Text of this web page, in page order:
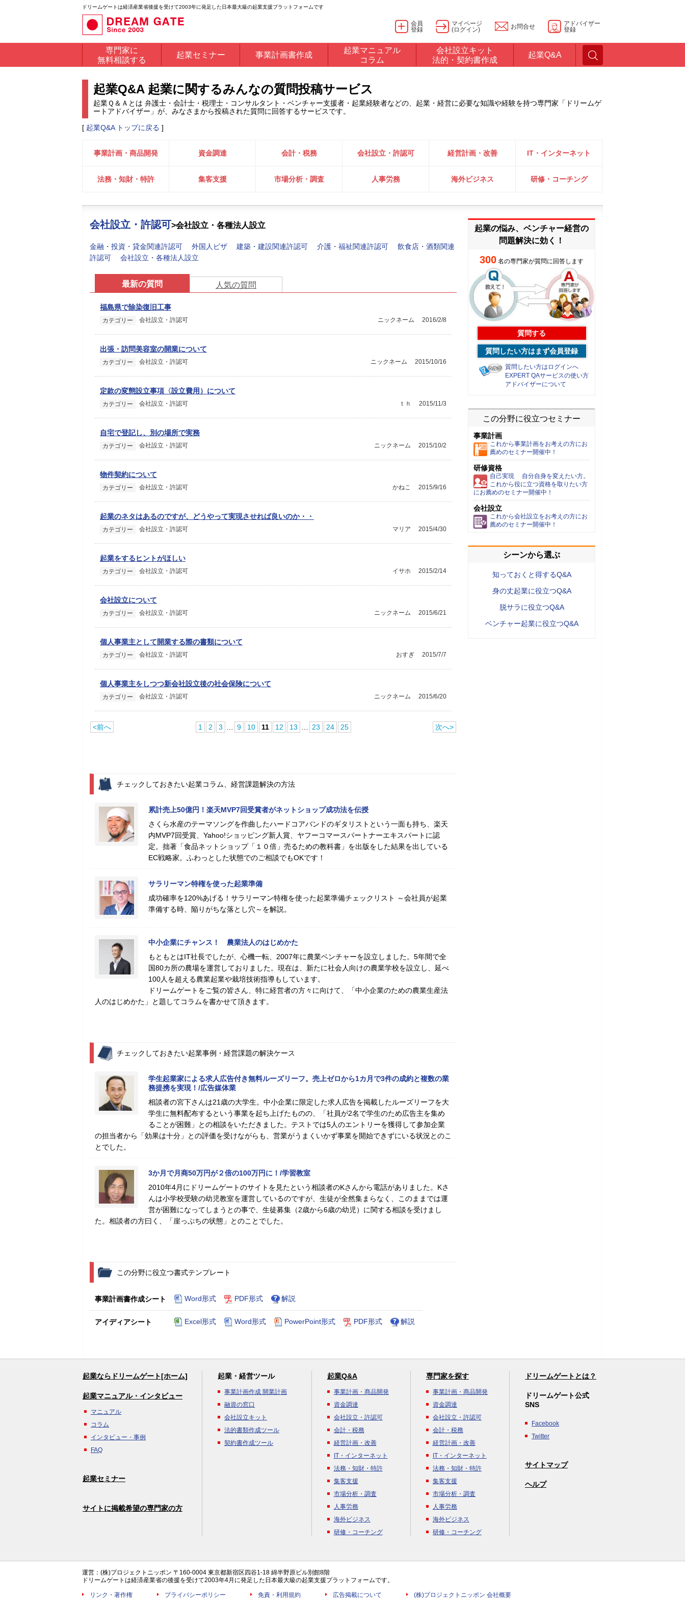
ドリームゲートは経済産業省後援を受けて2003年に発足した日本最大級の起業支援プラットフォームです
会員
登録
マイページ
(ログイン)
お問合せ
アドバイザー
登録
専門家に
無料相談する
起業セミナー 事業計画書作成
起業マニュアル
コラム
会社設立キット
法的・契約書作成
起業Q&A
起業Q&A 起業に関するみんなの質問投稿サービス
起業Ｑ＆Ａとは 弁護士・会計士・税理士・コンサルタント・ベンチャー支援者・起業経験者などの、起業・経営に必要な知識や経験を持つ専門家「ドリームゲ
ートアドバイザー」が、みなさまから投稿された質問に回答するサービスです。
[ 起業Q&A トップに戻る ]
事業計画・商品開発 資金調達 会計・税務 会社設立・許認可 経営計画・改善 IT・インターネット
法務・知財・特許 集客支援 市場分析・調査 人事労務 海外ビジネス 研修・コーチング
会社設立・許認可>会社設立・各種法人設立
金融・投資・貸金関連許認可 外国人ビザ 建築・建設関連許認可 介護・福祉関連許認可
飲食店・酒類関連
許認可
会社設立・各種法人設立
最新の質問 人気の質問
福島県で除染復旧工事
カテゴリー 会社設立・許認可 2016/2/8
ニックネーム
出張・訪問美容室の開業について
カテゴリー 会社設立・許認可 2015/10/16
ニックネーム
定款の変態設立事項〈設立費用）について
カテゴリー 会社設立・許認可 2015/11/3
ｔｈ
自宅で登記し、別の場所で実務
カテゴリー 会社設立・許認可 2015/10/2
ニックネーム
物件契約について
カテゴリー 会社設立・許認可 2015/9/16
かねこ
起業のネタはあるのですが、どうやって実現させれば良いのか・・
カテゴリー 会社設立・許認可 2015/4/30
マリア
起業をするヒントがほしい
カテゴリー 会社設立・許認可 2015/2/14
イサホ
会社設立について
カテゴリー 会社設立・許認可 2015/6/21
ニックネーム
個人事業主として開業する際の書類について
カテゴリー 会社設立・許認可 2015/7/7
おすぎ
個人事業主をしつつ新会社設立後の社会保険について
カテゴリー 会社設立・許認可 2015/6/20
ニックネーム
<前へ 1 2 3 9 10 11 12 13 23 24 25 次へ>
チェックしておきたい起業コラム、経営課題解決の方法
累計売上50億円！楽天MVP7回受賞者がネットショップ成功法を伝授
さくら水産のテーマソングを作曲したハードコアバンドのギタリストという一面も持ち、楽天
内MVP7回受賞、Yahoo!ショッピング新人賞、ヤフーコマースパートナーエキスパートに認
定。拙著「食品ネットショップ「１０倍」売るための教科書」を出版をした結果を出している
EC戦略家。ふわっとした状態でのご相談でもOKです！
サラリーマン特権を使った起業準備
成功確率を120%あげる！サラリーマン特権を使った起業準備チェックリスト ～会社員が起業
準備する時、陥りがちな落とし穴～を解説。
中小企業にチャンス！ 農業法人のはじめかた
もともとはIT社長でしたが、心機一転、2007年に農業ベンチャーを設立しました。5年間で全
国80カ所の農場を運営しておりました。現在は、新たに社会人向けの農業学校を設立し、延べ
100人を超える農業起業や栽培技術指導もしています。
ドリームゲートをご覧の皆さん、特に経営者の方々に向けて、「中小企業のための農業生産法
人のはじめかた」と題してコラムを書かせて頂きます。
チェックしておきたい起業事例・経営課題の解決ケース
学生起業家による求人広告付き無料ルーズリーフ。売上ゼロから1カ月で3件の成約と複数の業
務提携を実現！/広告媒体業
相談者の宮下さんは21歳の大学生。中小企業に限定した求人広告を掲載したルーズリーフを大
学生に無料配布するという事業を起ち上げたものの、「社員が2名で学生のため広告主を集め
ることが困難」との相談をいただきました。テストでは5人のエントリーを獲得して参加企業
の担当者から「効果は十分」との評価を受けながらも、営業がうまくいかず事業を開始できずにいる状況とのこ
とでした。
3か月で月商50万円が２倍の100万円に！/学習教室
2010年4月にドリームゲートのサイトを見たという相談者のKさんから電話がありました。Kさ
んは小学校受験の幼児教室を運営しているのですが、生徒が全然集まらなく、このままでは運
営が困難になってしまうとの事で、生徒募集（2歳から6歳の幼児）に関する相談を受けまし
た。相談者の方曰く、「崖っぷちの状態」とのことでした。
この分野に役立つ書式テンプレート
事業計画書作成シート Word形式 PDF形式 解説
アイディアシート Excel形式 Word形式 PowerPoint形式 PDF形式 解説
起業の悩み、ベンチャー経営の
問題解決に効く！
300 名の専門家が質問に回答します
質問する
質問したい方はまず会員登録
質問したい方はログインへ
EXPERT QAサービスの使い方
アドバイザーについて
この分野に役立つセミナー
事業計画
これから事業計画をお考えの方にお
薦めのセミナー開催中！
研修資格
自己実現 自分自身を変えたい方。
これから役に立つ資格を取りたい方
にお薦めのセミナー開催中！
会社設立
これから会社設立をお考えの方にお
薦めのセミナー開催中！
シーンから選ぶ
知っておくと得するQ&A
身の丈起業に役立つQ&A
脱サラに役立つQ&A
ベンチャー起業に役立つQ&A
起業ならドリームゲート[ホーム]
起業マニュアル・インタビュー
マニュアル
コラム
インタビュー・事例
FAQ
起業セミナー
サイトに掲載希望の専門家の方
起業・経営ツール
事業計画作成 開業計画
融資の窓口
会社設立キット
法的書類作成ツール
契約書作成ツール
起業Q&A
事業計画・商品開発
資金調達
会社設立・許認可
会計・税務
経営計画・改善
IT・インターネット
法務・知財・特許
集客支援
市場分析・調査
人事労務
海外ビジネス
研修・コーチング
専門家を探す
事業計画・商品開発
資金調達
会社設立・許認可
会計・税務
経営計画・改善
IT・インターネット
法務・知財・特許
集客支援
市場分析・調査
人事労務
海外ビジネス
研修・コーチング
ドリームゲートとは？
ドリームゲート公式
SNS
Facebook
Twitter
サイトマップ
ヘルプ
運営：(株)プロジェクトニッポン 〒160-0004 東京都新宿区四谷1-18 綿半野原ビル別館8階
ドリームゲートは経済産業省の後援を受けて2003年4月に発足した日本最大級の起業支援プラットフォームです。
リンク・著作権 プライバシーポリシー 免責・利用規約 広告掲載について (株)プロジェクトニッポン 会社概要